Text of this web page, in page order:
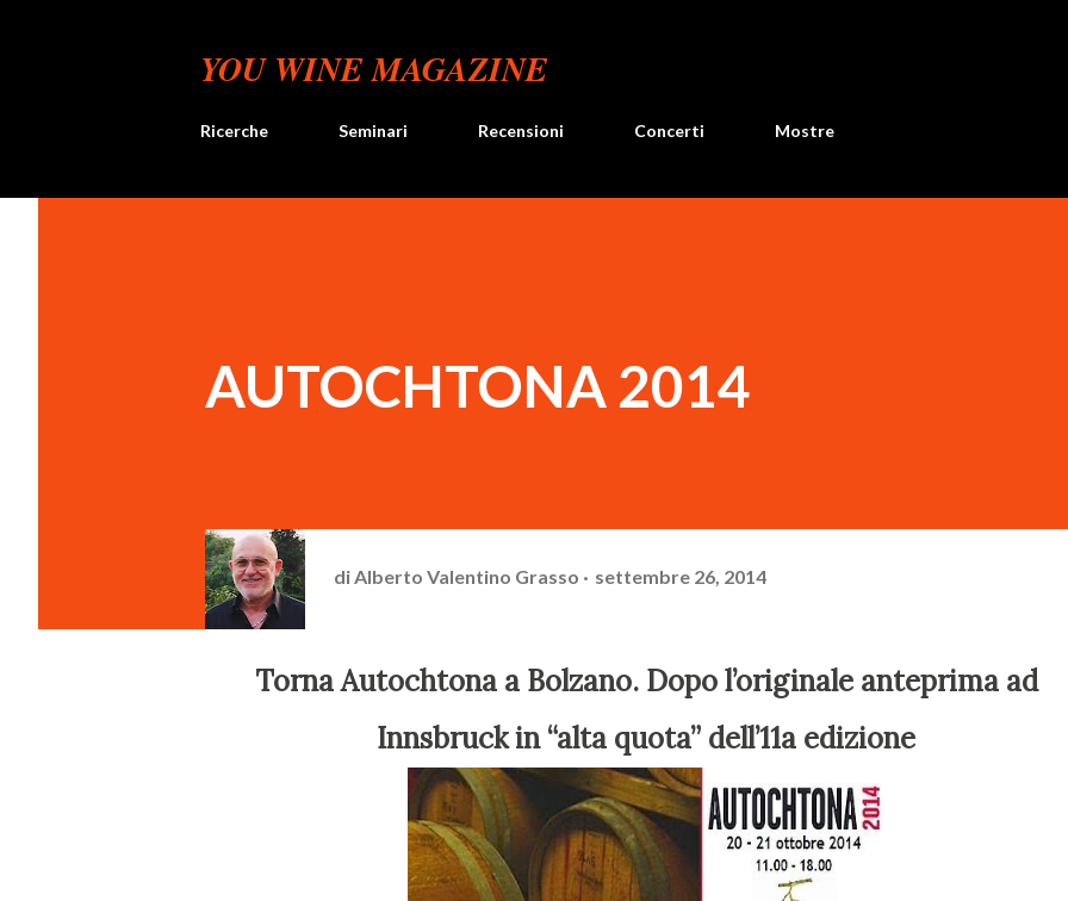
YOU WINE MAGAZINE
Ricerche Seminari Recensioni Concerti Mostre
AUTOCHTONA 2014
di Alberto Valentino Grasso settembre 26, 2014
Torna Autochtona a Bolzano. Dopo l’originale anteprima ad
Innsbruck in “alta quota” dell’11a edizione